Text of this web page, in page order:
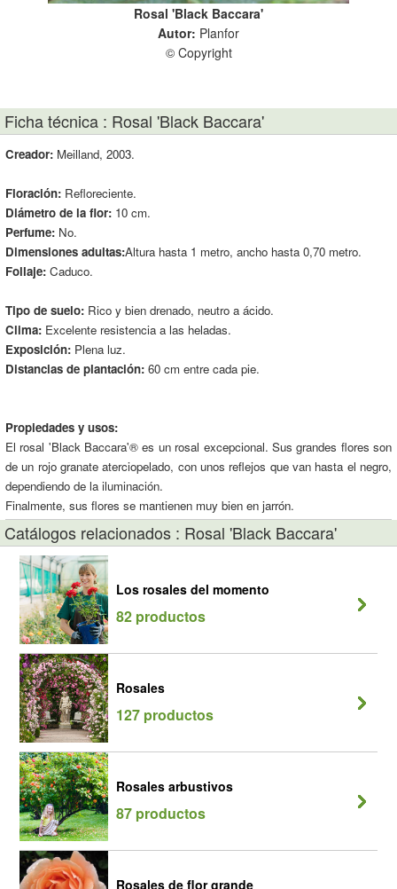
Rosal 'Black Baccara'
Autor: Planfor
© Copyright
Ficha técnica : Rosal 'Black Baccara'
Creador: Meilland, 2003.
Floración: Refloreciente.
Diámetro de la flor: 10 cm.
Perfume: No.
Dimensiones adultas:Altura hasta 1 metro, ancho hasta 0,70 metro.
Follaje: Caduco.
Tipo de suelo: Rico y bien drenado, neutro a ácido.
Clima: Excelente resistencia a las heladas.
Exposición: Plena luz.
Distancias de plantación: 60 cm entre cada pie.
Propiedades y usos:
El rosal 'Black Baccara'® es un rosal excepcional. Sus grandes flores son
de un rojo granate aterciopelado, con unos reflejos que van hasta el negro,
dependiendo de la iluminación.
Finalmente, sus flores se mantienen muy bien en jarrón.
Catálogos relacionados : Rosal 'Black Baccara'
Los rosales del momento
82 productos
Rosales
127 productos
Rosales arbustivos
87 productos
Rosales de flor grande